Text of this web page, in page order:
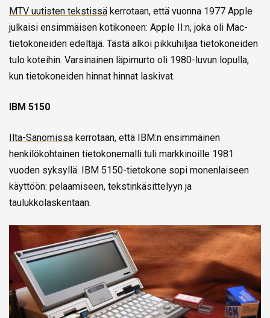
MTV uutisten tekstissä kerrotaan, että vuonna 1977 Apple
julkaisi ensimmäisen kotikoneen: Apple II:n, joka oli Mac-
tietokoneiden edeltäjä. Tästä alkoi pikkuhiljaa tietokoneiden
tulo koteihin. Varsinainen läpimurto oli 1980-luvun lopulla,
kun tietokoneiden hinnat hinnat laskivat.
IBM 5150
Ilta-Sanomissa kerrotaan, että IBM:n ensimmäinen
henkilökohtainen tietokonemalli tuli markkinoille 1981
vuoden syksyllä. IBM 5150-tietokone sopi monenlaiseen
käyttöön: pelaamiseen, tekstinkäsittelyyn ja
taulukkolaskentaan.